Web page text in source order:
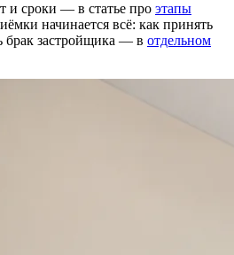
и сроки — в статье про этапы
начинается всё: как принять
брак застройщика — в отдельном